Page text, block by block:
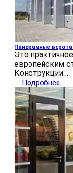
Панорамные ворота
Это
европейским
Конструкции…
Подробнее